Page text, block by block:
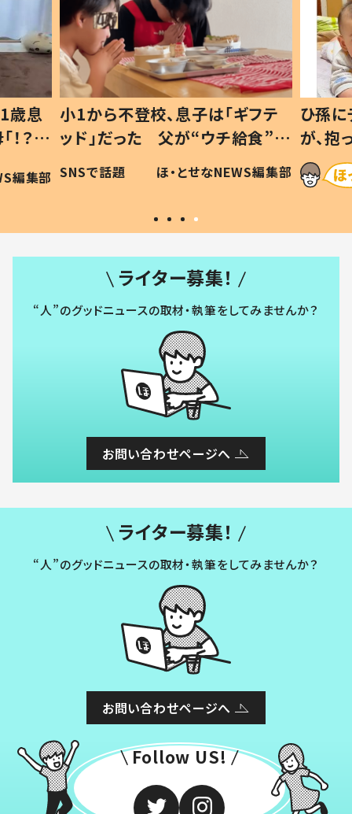
歳息
？」
編集部
小1から不登校、息子は「ギフテ
ッド」だった 父が“ウチ給食”を
作り続ける理由とは #令和の親
#令和の子
SNSで話題 ほ・とせなNEWS編集部
ひ孫
が、
「涙が
い」
ライター募集！
“人”のグッドニュースの取材・執筆をしてみませんか？
お問い合わせページへ
ライター募集！
“人”のグッドニュースの取材・執筆をしてみませんか？
お問い合わせページへ
Follow US!